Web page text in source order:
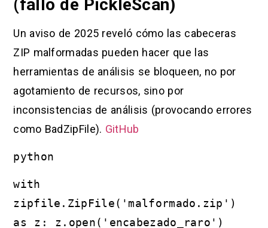
(fallo de PickleScan)
Un aviso de 2025 reveló cómo las cabeceras
ZIP malformadas pueden hacer que las
herramientas de análisis se bloqueen, no por
agotamiento de recursos, sino por
inconsistencias de análisis (provocando errores
como BadZipFile). GitHub
python
with
zipfile.ZipFile('malformado.zip')
as z: z.open('encabezado_raro')